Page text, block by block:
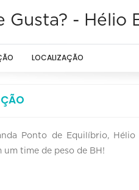
Gusta? - Hélio
LOCALIZAÇÃO
Ponto de Equilíbrio,
time de peso de BH!